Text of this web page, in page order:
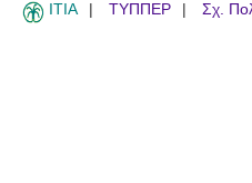
ITIA ΤΥΠΠΕΡ Σχ.